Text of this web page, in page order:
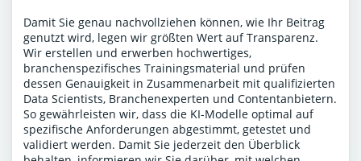
Damit Sie genau nachvollziehen können, wie Ihr Beitrag
genutzt wird, legen wir größten Wert auf Transparenz.
Wir erstellen und erwerben hochwertiges,
branchenspezifisches Trainingsmaterial und prüfen
dessen Genauigkeit in Zusammenarbeit mit qualifizierten
Data Scientists, Branchenexperten und Contentanbietern.
So gewährleisten wir, dass die KI-Modelle optimal auf
spezifische Anforderungen abgestimmt, getestet und
validiert werden. Damit Sie jederzeit den Überblick